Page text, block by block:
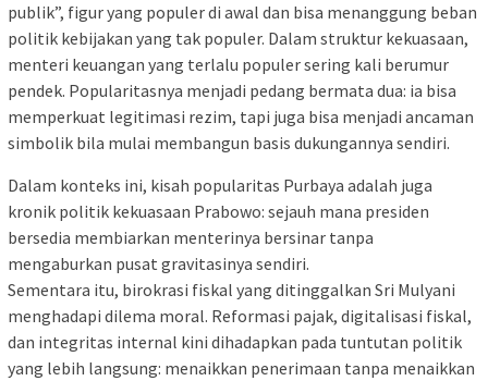
publik”, figur yang populer di awal dan bisa menanggung beban
politik kebijakan yang tak populer. Dalam struktur kekuasaan,
menteri keuangan yang terlalu populer sering kali berumur
pendek. Popularitasnya menjadi pedang bermata dua: ia bisa
memperkuat legitimasi rezim, tapi juga bisa menjadi ancaman
simbolik bila mulai membangun basis dukungannya sendiri.
Dalam konteks ini, kisah popularitas Purbaya adalah juga
kronik politik kekuasaan Prabowo: sejauh mana presiden
bersedia membiarkan menterinya bersinar tanpa
mengaburkan pusat gravitasinya sendiri.
Sementara itu, birokrasi fiskal yang ditinggalkan Sri Mulyani
menghadapi dilema moral. Reformasi pajak, digitalisasi fiskal,
dan integritas internal kini dihadapkan pada tuntutan politik
yang lebih langsung: menaikkan penerimaan tanpa menaikkan